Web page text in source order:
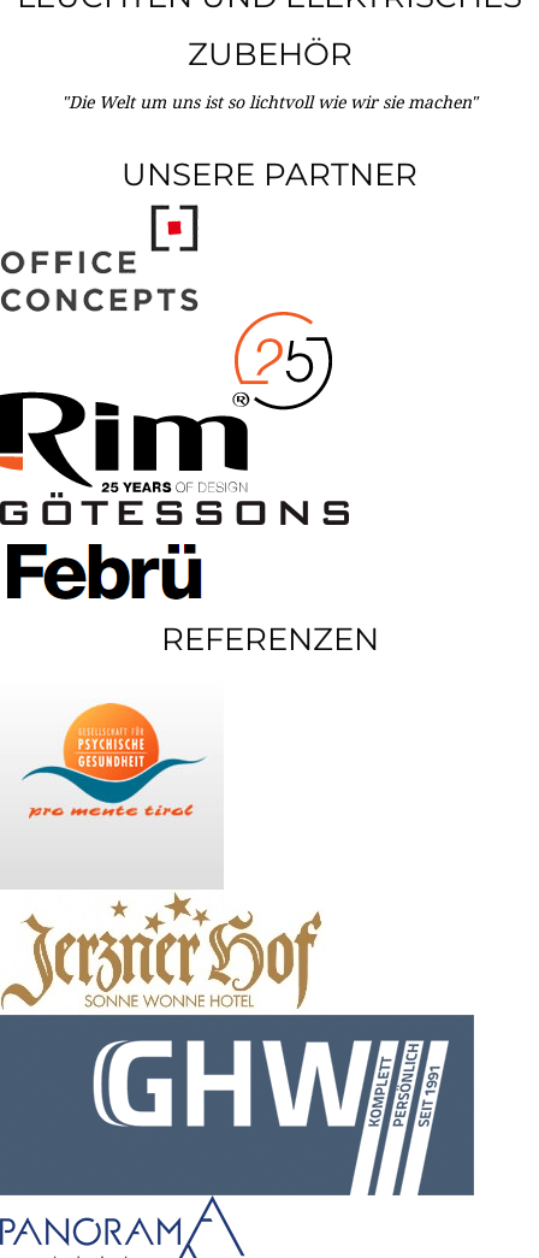
ZUBEHÖR
"Die Welt um uns ist so lichtvoll wie wir sie machen"
UNSERE PARTNER
REFERENZEN